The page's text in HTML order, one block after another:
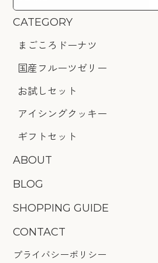
CATEGORY
まごころドーナツ
国産フルーツゼリー
お試しセット
アイシングクッキー
ギフトセット
ABOUT
BLOG
SHOPPING GUIDE
CONTACT
プライバシーポリシー